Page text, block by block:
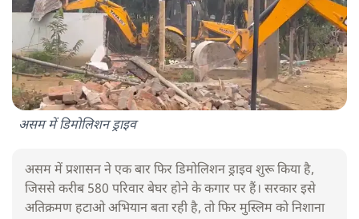
असम में डिमोलिशन ड्राइव
असम में प्रशासन ने एक बार फिर डिमोलिशन ड्राइव शुरू किया है,
जिससे करीब 580 परिवार बेघर होने के कगार पर हैं। सरकार इसे
अतिक्रमण हटाओ अभियान बता रही है, तो फिर मुस्लिम को निशाना